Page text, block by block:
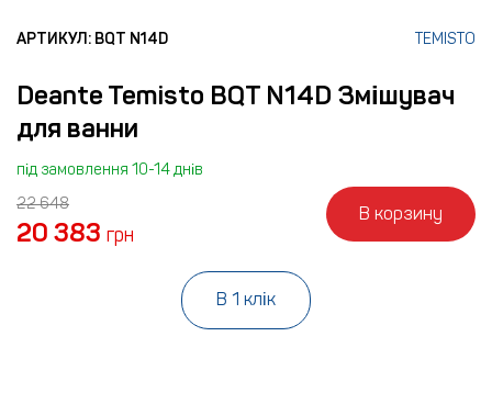
АРТИКУЛ: BQT N14D TEMISTO
Deante Temisto BQT N14D Змішувач
для ванни
під замовлення 10-14 днів
22 648
20 383 грн
В корзину
В 1 клік